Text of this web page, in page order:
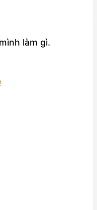
làm gì.